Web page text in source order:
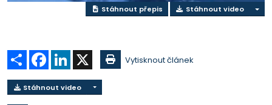
Stáhnout přepis Stáhnout video
Sdílet Facebook
LinkedIn Vytisknout článek
Stáhnout video